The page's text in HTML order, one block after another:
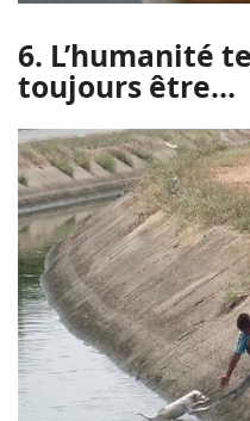
6. L’humanité
toujours être…